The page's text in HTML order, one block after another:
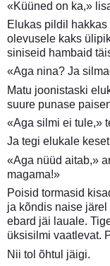
«Küüned on ka,»
Elukas pildil
olevusele kaks
siniseid hambaid
«Aga nina? Ja
Matu joonistaski
suure punase
«Aga silmi ei tule,»
Ja tegi elukale
«Aga nüüd aitab,»
magama!»
Poisid tormasid
ja kõndis naise
ebard jäi lauale.
üksisilmi vaatlevat.
Nii tol õhtul jäigi.